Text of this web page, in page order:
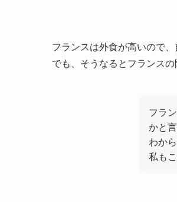
フランスは外食が高いので、
でも、そうなるとフランス
フラ
かと
わから
私も